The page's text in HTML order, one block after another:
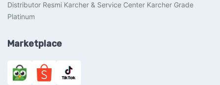
Distributor Resmi Karcher & Service Center Karcher Grade
Platinum
Marketplace